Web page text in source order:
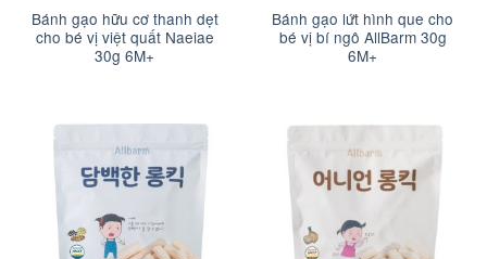
Bánh gạo hữu cơ thanh dẹt
cho bé vị việt quất Naeiae
30g 6M+
Bánh gạo lứt hình que cho
bé vị bí ngô AllBarm 30g
6M+